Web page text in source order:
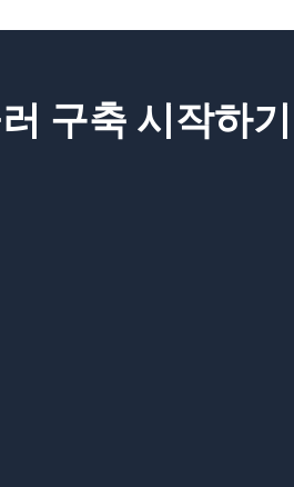
구축 시작하기